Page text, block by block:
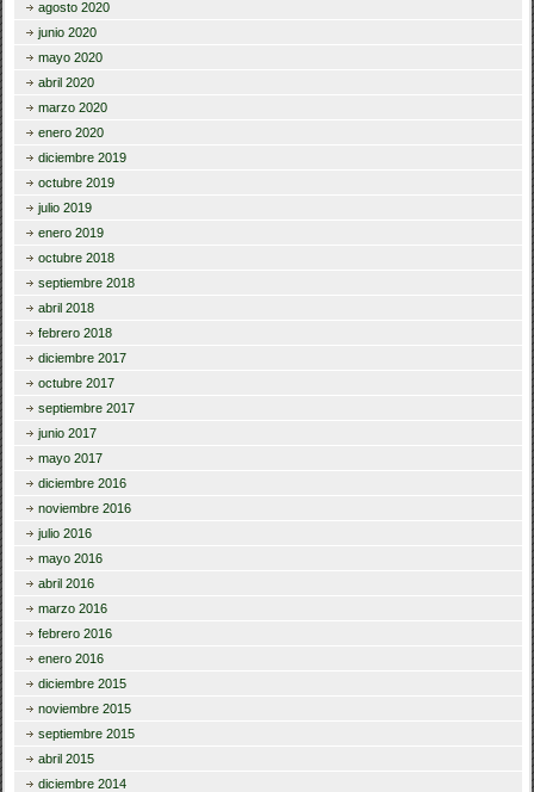
agosto 2020
junio 2020
mayo 2020
abril 2020
marzo 2020
enero 2020
diciembre 2019
octubre 2019
julio 2019
enero 2019
octubre 2018
septiembre 2018
abril 2018
febrero 2018
diciembre 2017
octubre 2017
septiembre 2017
junio 2017
mayo 2017
diciembre 2016
noviembre 2016
julio 2016
mayo 2016
abril 2016
marzo 2016
febrero 2016
enero 2016
diciembre 2015
noviembre 2015
septiembre 2015
abril 2015
diciembre 2014